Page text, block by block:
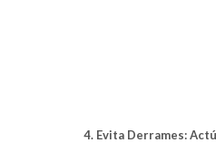
4. Evita Derrames: